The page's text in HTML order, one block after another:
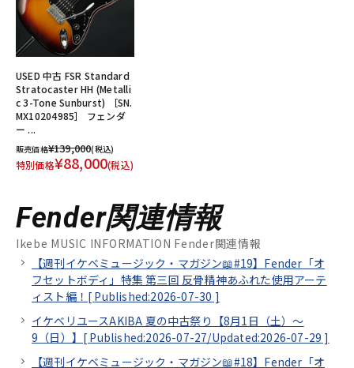
USED 中古 FSR Standard
Stratocaster HH (Metalli
c 3-Tone Sunburst) ［SN.
MX10204985］ フェンダ
ー ...
販売価格¥139,000(税込)
特別価格¥88,000(税込)
Fender関連情報
Ikebe MUSIC INFORMATION Fender関連情報
【週刊イケベミュージック・マガジン📖#19】Fender「オ
フセットボディ」特集 第三回 反骨精神あふれた使用アーテ
ィスト編！[ Published:2026-07-30 ]
イケベリユースAKIBA 夏の中古祭り【8月1日（土）～
9（日）】[ Published:2026-07-27/Updated:2026-07-29 ]
【週刊イケベミュージック・マガジン📖#18】Fender「オ